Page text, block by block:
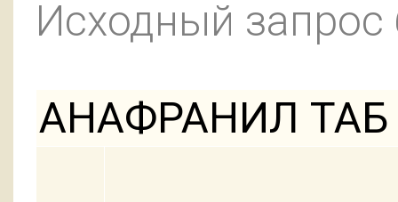
Исходный
АНАФРАНИЛ ТАБ